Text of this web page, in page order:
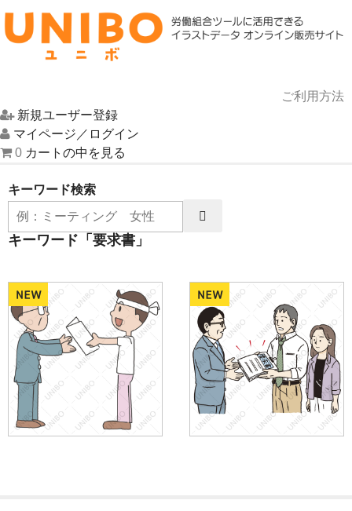
ご利用方法
HOME
UNIBOについて
お問い合わせ
新規ユーザー登録
マイページ／ログイン
0 カートの中を見る
キーワード検索
キーワード「要求書」